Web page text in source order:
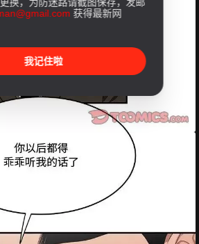
获得最新网
我记住啦